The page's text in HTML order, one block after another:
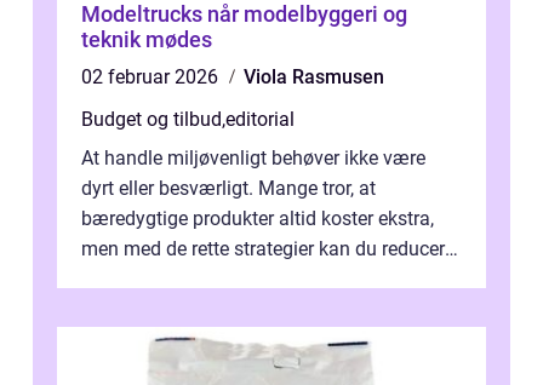
Modeltrucks når modelbyggeri og
teknik mødes
02 februar 2026
Viola Rasmusen
Budget og tilbud,editorial
At handle miljøvenligt behøver ikke være
dyrt eller besværligt. Mange tror, at
bæredygtige produkter altid koster ekstra,
men med de rette strategier kan du reducere